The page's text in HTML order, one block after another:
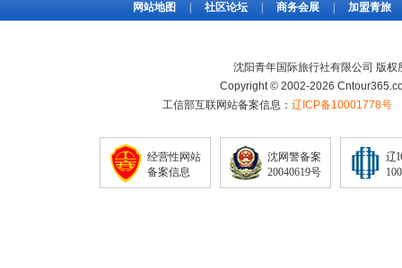
网站地图 社区论坛 商务会展 加盟青旅
沈阳青年国际旅行社有限公司 版权
Copyright © 2002-2026
工信部互联网站备案信息： 辽ICP备10001778号
经营性网站
备案信息
沈网警备案
20040619号
辽